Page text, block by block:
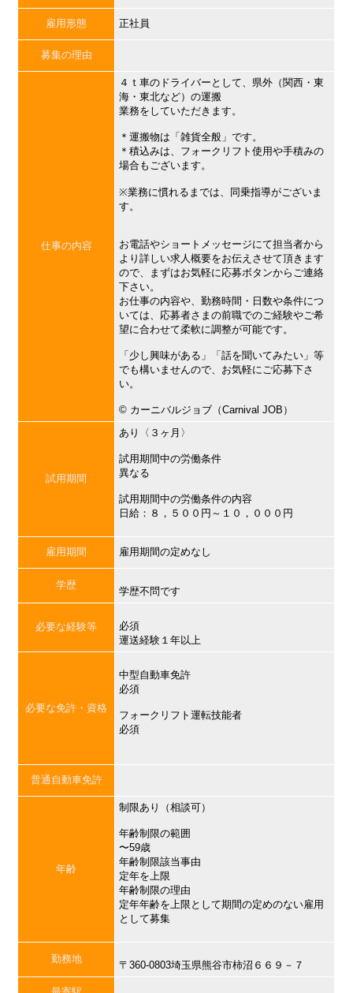
雇用形態 正社員
募集の理由
仕事の内容
４ｔ車のドライバーとして、県外（関西・東
海・東北など）の運搬
業務をしていただきます。
＊運搬物は「雑貨全般」です。
＊積込みは、フォークリフト使用や手積みの
場合もございます。
※業務に慣れるまでは、同乗指導がございま
す。
お電話やショートメッセージにて担当者から
より詳しい求人概要をお伝えさせて頂きます
ので、まずはお気軽に応募ボタンからご連絡
下さい。
お仕事の内容や、勤務時間・日数や条件につ
いては、応募者さまの前職でのご経験やご希
望に合わせて柔軟に調整が可能です。
「少し興味がある」「話を聞いてみたい」等
でも構いませんので、お気軽にご応募下さ
い。
©︎ カーニバルジョブ（Carnival JOB）
試用期間
あり〈３ヶ月〉
試用期間中の労働条件
異なる
試用期間中の労働条件の内容
日給：８，５００円～１０，０００円
雇用期間 雇用期間の定めなし
学歴
学歴不問です
必要な経験等
必須
運送経験１年以上
必要な免許・資格
中型自動車免許
必須
フォークリフト運転技能者
必須
普通自動車免許
年齢
制限あり（相談可）
年齢制限の範囲
〜59歳
年齢制限該当事由
定年を上限
年齢制限の理由
定年年齢を上限として期間の定めのない雇用
として募集
勤務地
〒360-0803埼玉県熊谷市柿沼６６９－７